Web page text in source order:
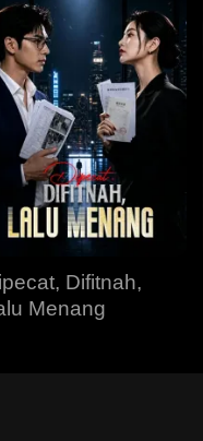
Difitnah,
Menang